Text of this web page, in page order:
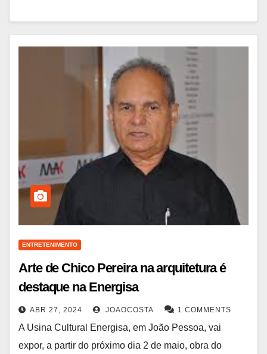
ENTRETENIMENTO
Arte de Chico Pereira na arquitetura é
destaque na Energisa
ABR 27, 2024 JOAOCOSTA 1 COMMENTS
A Usina Cultural Energisa, em João Pessoa, vai
expor, a partir do próximo dia 2 de maio, obra do